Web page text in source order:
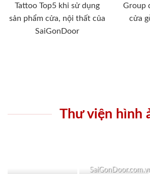
Tattoo Top5 khi sử dụng
sản phẩm cửa, nội thất của
SaiGonDoor
Group
cửa
Thư viện hình